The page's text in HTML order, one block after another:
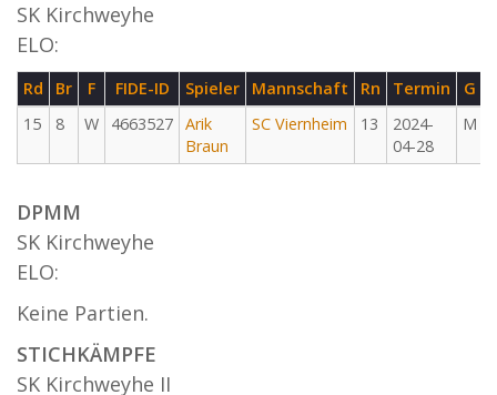
SK Kirchweyhe
ELO:
Rd Br F FIDE-ID Spieler Mannschaft Rn Termin G
15
8 W 4663527 Arik
Braun
SC Viernheim 13
2024-
04-28
M
DPMM
SK Kirchweyhe
ELO:
Keine Partien.
STICHKÄMPFE
SK Kirchweyhe II